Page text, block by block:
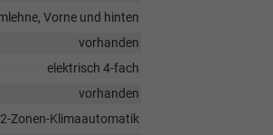
Vorne und hinten
vorhanden
elektrisch 4-fach
vorhanden
2-Zonen-Klimaautomatik